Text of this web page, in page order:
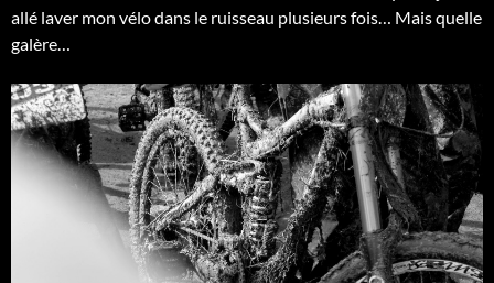
allé laver mon vélo dans le ruisseau plusieurs fois… Mais quelle
galère…